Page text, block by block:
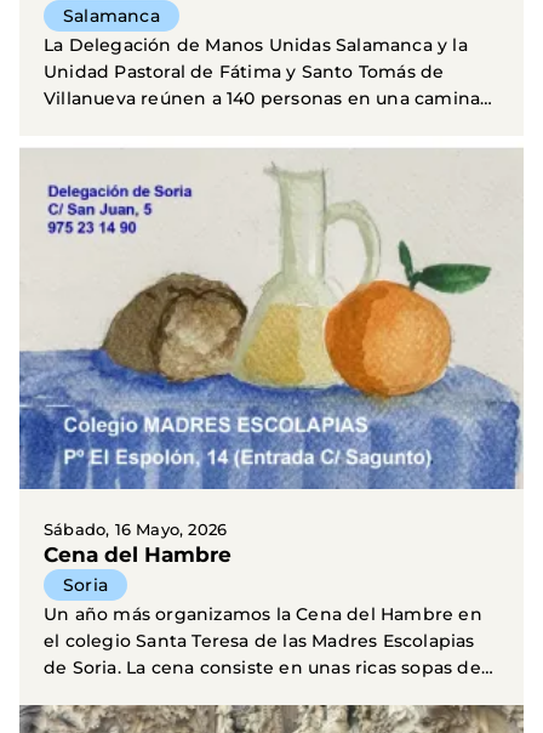
Salamanca
La Delegación de Manos Unidas Salamanca y la
Unidad Pastoral de Fátima y Santo Tomás de
Villanueva reúnen a 140 personas en una caminata
Sábado, 16 Mayo, 2026
Cena del Hambre
Soria
Un año más organizamos la Cena del Hambre en
el colegio Santa Teresa de las Madres Escolapias
de Soria. La cena consiste en unas ricas sopas de